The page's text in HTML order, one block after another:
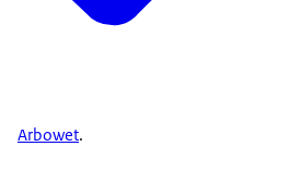
Arbowet.